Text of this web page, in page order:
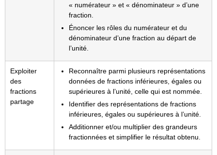
« numérateur » et « dénominateur » d’une
fraction.
Énoncer les rôles du numérateur et du
dénominateur d’une fraction au départ de
l’unité.
Exploiter
des
fractions
partage
Reconnaître parmi plusieurs représentations
données de fractions inférieures, égales ou
supérieures à l’unité, celle qui est nommée.
Identifier des représentations de fractions
inférieures, égales ou supérieures à l’unité.
Additionner et/ou multiplier des grandeurs
fractionnées et simplifier le résultat obtenu.